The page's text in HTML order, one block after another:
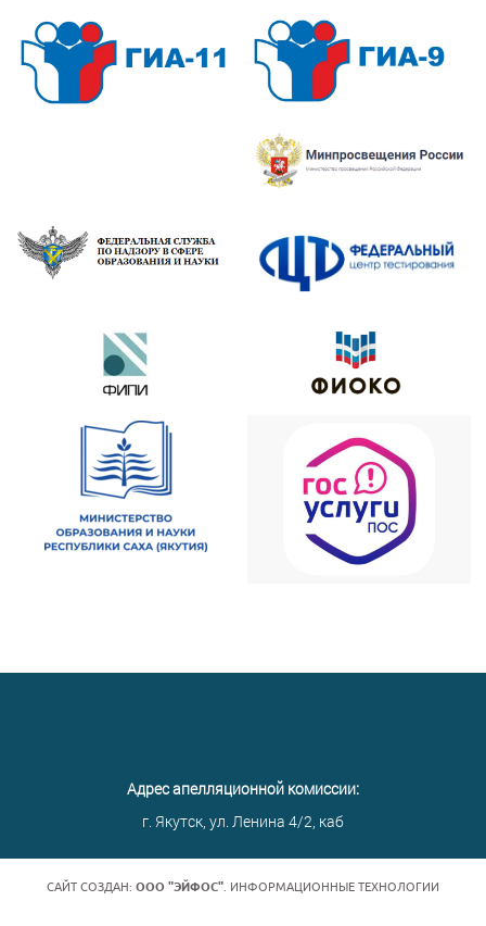
Адрес апелляционной комиссии:
г. Якутск, ул. Ленина 4/2, каб
САЙТ СОЗДАН: ООО "ЭЙФОС" . ИНФОРМАЦИОННЫЕ ТЕХНОЛОГИИ